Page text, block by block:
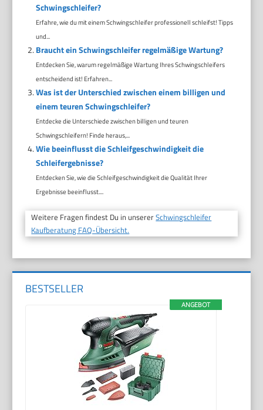
Schwingschleifer?
Erfahre, wie du mit einem Schwingschleifer professionell schleifst! Tipps
und...
Braucht ein Schwingschleifer regelmäßige Wartung?
Entdecken Sie, warum regelmäßige Wartung Ihres Schwingschleifers
entscheidend ist! Erfahren...
Was ist der Unterschied zwischen einem billigen und
einem teuren Schwingschleifer?
Entdecke die Unterschiede zwischen billigen und teuren
Schwingschleifern! Finde heraus,...
Wie beeinflusst die Schleifgeschwindigkeit die
Schleifergebnisse?
Entdecken Sie, wie die Schleifgeschwindigkeit die Qualität Ihrer
Ergebnisse beeinflusst....
Weitere Fragen findest Du in unsererSchwingschleifer
Kaufberatung FAQ-Übersicht.
BESTSELLER
ANGEBOT